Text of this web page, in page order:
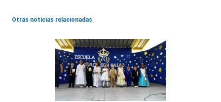
Otras noticias relacionadas